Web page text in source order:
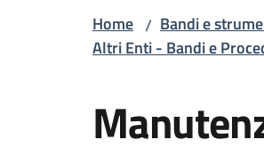
Home / Bandi e
Altri Enti - Bandi e